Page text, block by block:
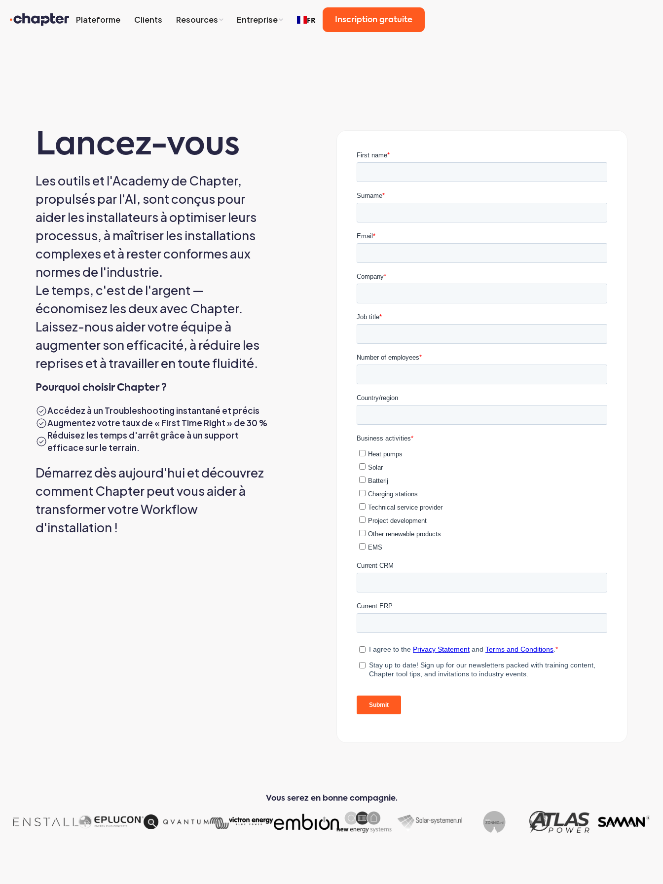
Plateforme Clients Resources Entreprise FR Inscription gratuite
Lancez-vous
Les outils et l'Academy de Chapter,
propulsés par l'AI, sont conçus pour
aider les installateurs à optimiser leurs
processus, à maîtriser les installations
complexes et à rester conformes aux
normes de l'industrie.
Le temps, c'est de l'argent —
économisez les deux avec Chapter.
Laissez-nous aider votre équipe à
augmenter son efficacité, à réduire les
reprises et à travailler en toute fluidité.
Pourquoi choisir Chapter ?
Accédez à un Troubleshooting instantané et précis
Augmentez votre taux de « First Time Right » de 30 %
Réduisez les temps d'arrêt grâce à un support
efficace sur le terrain.
Démarrez dès aujourd'hui et découvrez
comment Chapter peut vous aider à
transformer votre Workflow
d'installation !
Vous serez en bonne compagnie.